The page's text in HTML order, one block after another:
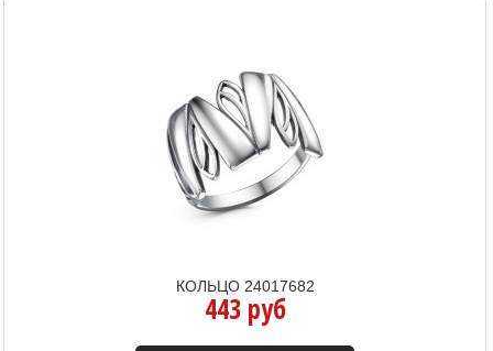
КОЛЬЦО 24017682
443 руб